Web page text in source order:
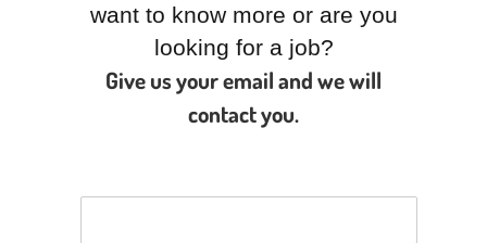
want to know more or are you
looking for a job?
Give us your email and we will
contact you.